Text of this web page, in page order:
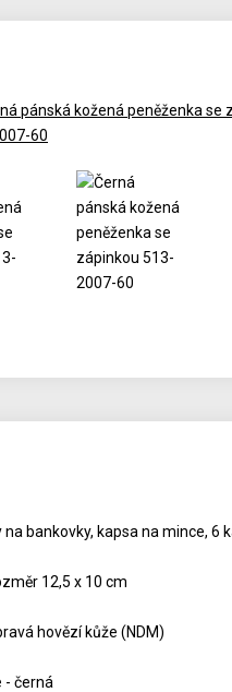
na bankovky, kapsa na mince, 6
12,5 x 10 cm
hovězí kůže (NDM)
- černá